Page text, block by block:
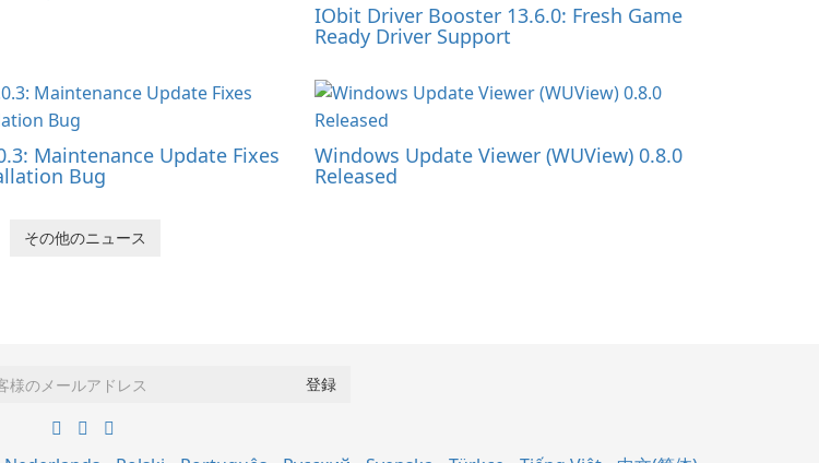
IObit Driver Booster 13.6.0: Fresh Game
Ready Driver Support
Maintenance Update Fixes
Bug
Windows Update Viewer (WUView) 0.8.0
Released
その他のニュース